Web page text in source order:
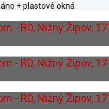
áno + plastové okná
vlastná garáž
220V/380V
áno
ústredné plynové teplovodné
áno